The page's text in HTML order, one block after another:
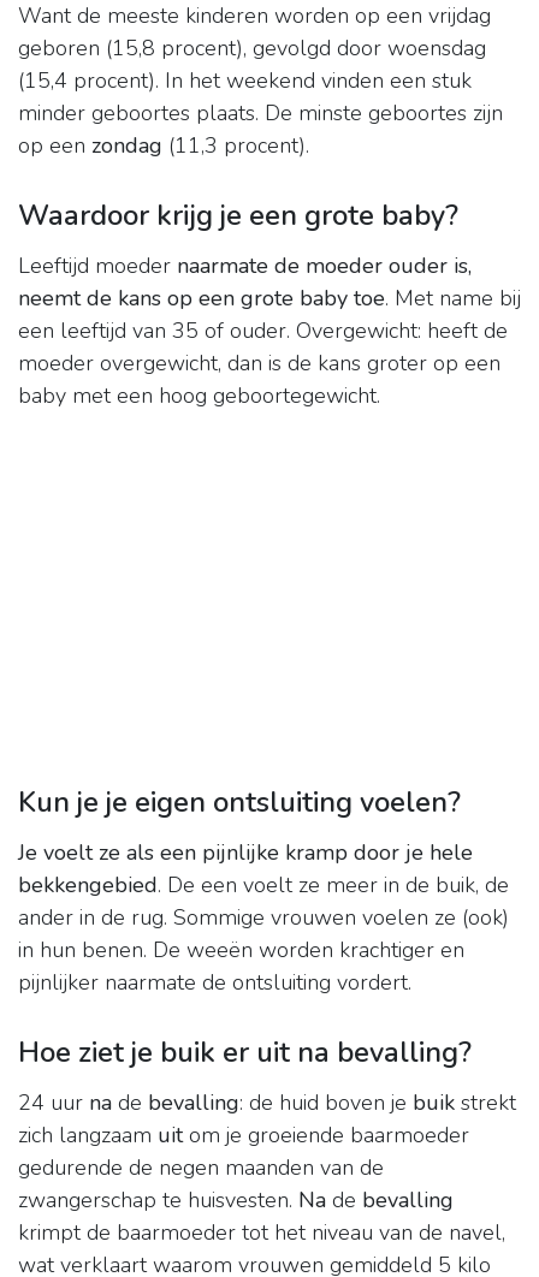
Want de meeste kinderen worden op een vrijdag
geboren (15,8 procent), gevolgd door woensdag
(15,4 procent). In het weekend vinden een stuk
minder geboortes plaats. De minste geboortes zijn
op een zondag (11,3 procent).
Waardoor krijg je een grote baby?
Leeftijd moeder naarmate de moeder ouder is,
neemt de kans op een grote baby toe. Met name bij
een leeftijd van 35 of ouder. Overgewicht: heeft de
moeder overgewicht, dan is de kans groter op een
baby met een hoog geboortegewicht.
Kun je je eigen ontsluiting voelen?
Je voelt ze als een pijnlijke kramp door je hele
bekkengebied. De een voelt ze meer in de buik, de
ander in de rug. Sommige vrouwen voelen ze (ook)
in hun benen. De weeën worden krachtiger en
pijnlijker naarmate de ontsluiting vordert.
Hoe ziet je buik er uit na bevalling?
24 uur na de bevalling: de huid boven je buik strekt
zich langzaam uitom je groeiende baarmoeder
gedurende de negen maanden van de
zwangerschap te huisvesten. Na de bevalling
krimpt de baarmoeder tot het niveau van de navel,
wat verklaart waarom vrouwen gemiddeld 5 kilo